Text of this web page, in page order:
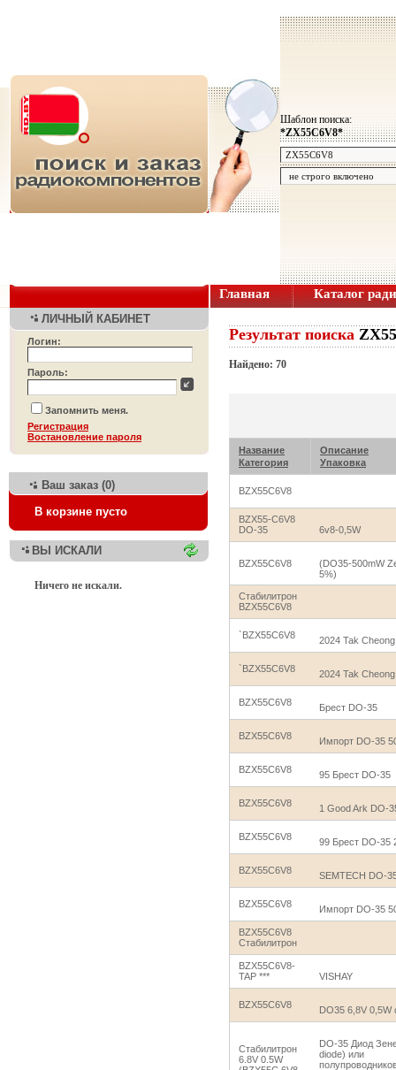
Шаблон поиска:
*ZX55C6V8*
Главная Каталог
ЛИЧНЫЙ КАБИНЕТ
Логин:
Пароль:
Запомнить меня.
Регистрация
Bостановление пароля
Ваш заказ (0)
В корзине пусто
ВЫ ИСКАЛИ
Ничего не искали.
Результат поиска
Найдено: 70
Название
Категория
Описание
Упаковка
BZX55C6V8
BZX55-C6V8
DO-35
6v8-0,5W
BZX55C6V8
(DO35-500mW
5%)
Стабилитрон
BZX55C6V8
`BZX55C6V8 2024 Tak Cheong
`BZX55C6V8 2024 Tak Cheong
BZX55C6V8 Брест DO-35
BZX55C6V8 Импорт DO-35
BZX55C6V8 95 Брест DO-35
BZX55C6V8 1 Good Ark DO-
BZX55C6V8 99 Брест DO-35
BZX55C6V8 SEMTECH DO-
BZX55C6V8 Импорт DO-35
BZX55C6V8
Стабилитрон
BZX55C6V8-
TAP ***
VISHAY
BZX55C6V8 DO35 6,8V 0,5W
Стабилитрон
6.8V 0.5W
DO-35 Диод
diode) или